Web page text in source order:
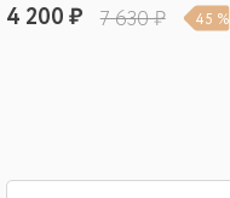
4 200 ₽ 7 630 ₽ 45 %